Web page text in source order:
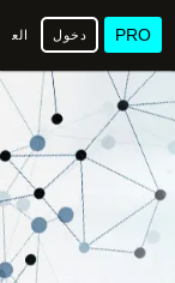
PRO دخول